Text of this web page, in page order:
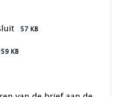
57 KB
KB